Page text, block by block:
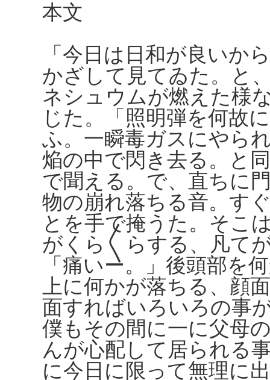
本文
「今日は日和が良いか
かざして見てゐた。と
ネシュウムが燃えた様
じた。「照明弾を何故
ふ。一瞬毒ガスにやら
焔の中で閃き去る。と
で聞える。で、直ちに
物の崩れ落ちる音。す
とを手で掩うた。そこ
がくら〱らする、凡て
「痛いー。」後頭部を
上に何かが落ちる、顔
面すればいろいろの事
僕もその間に一に父母
んが心配して居られる
に今日に限って無理に